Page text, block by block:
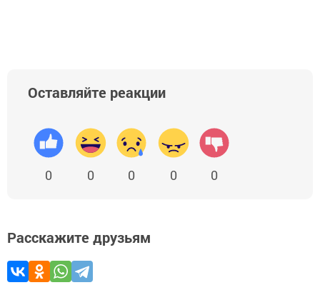
Оставляйте реакции
0 0 0 0 0
Расскажите друзьям